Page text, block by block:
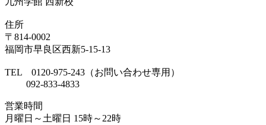
住所
〒814-0002
福岡市早良区西新5-15-13
TEL 0120-975-243（お問い合わせ専用）
092-833-4833
営業時間
月曜日～土曜日 15時～22時